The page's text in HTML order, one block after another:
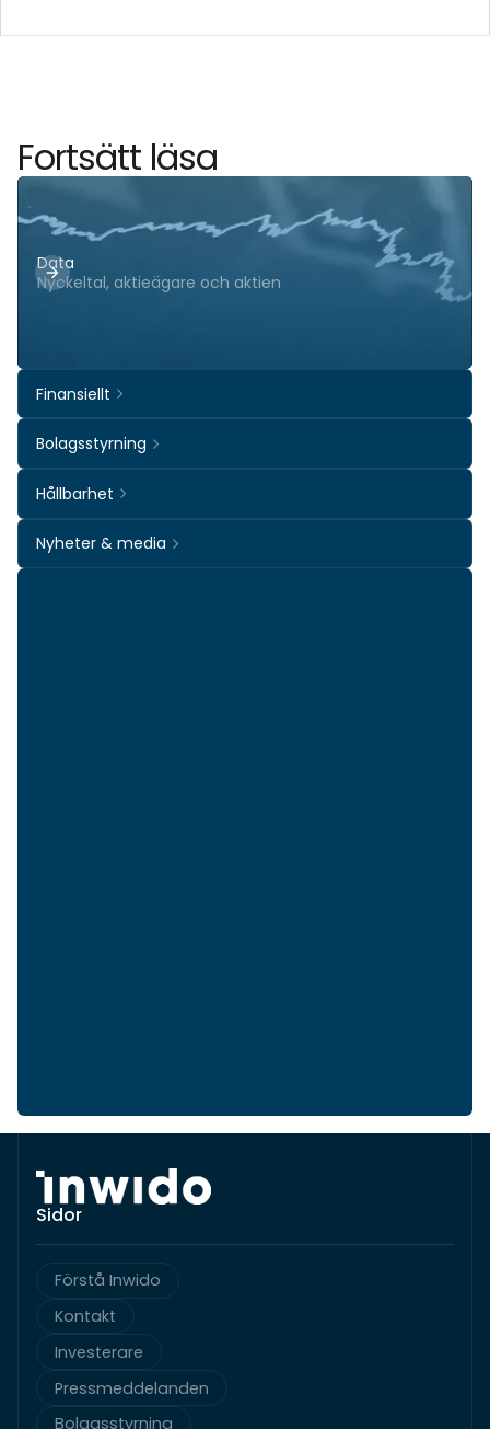
Fortsätt läsa
Data
Nyckeltal, aktieägare och aktien
Finansiellt
Bolagsstyrning
Hållbarhet
Nyheter & media
Sidor
Förstå Inwido
Kontakt
Investerare
Pressmeddelanden
Bolagsstyrning